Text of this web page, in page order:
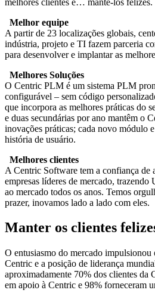
Melhor equipe
A partir de 23 localizações globais,
indústria, projeto e TI fazem parceria
para desenvolver e implantar as
Melhores Soluções
O Centric PLM é um sistema PLM
configurável – sem código
que incorpora as melhores práticas do
e duas secundárias por ano mantêm o
inovações práticas; cada novo módulo
história de usuário.
Melhores clientes
A Centric Software tem a confiança de
empresas líderes de mercado,
ao mercado todos os anos. Temos
prazer, inovamos lado a lado com eles.
Manter os clientes
O entusiasmo do mercado impulsionou
Centric e a posição de liderança
aproximadamente 70% dos clientes da
em apoio à Centric e 98% forneceram